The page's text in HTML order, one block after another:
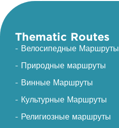
Thematic Routes
- Велосипедные Маршруты
- Природные маршруты
- Винные Маршруты
- Культурные Маршруты
- Религиозные маршруты